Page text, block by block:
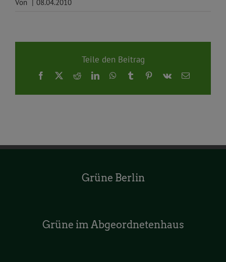
Von | 08.04.2010
Teile den Beitrag
Facebook
X RedditLinkedInWhatsApp
TumblrPinterest
Vk
E-
Grüne Berlin
Grüne im Abgeordnetenhaus